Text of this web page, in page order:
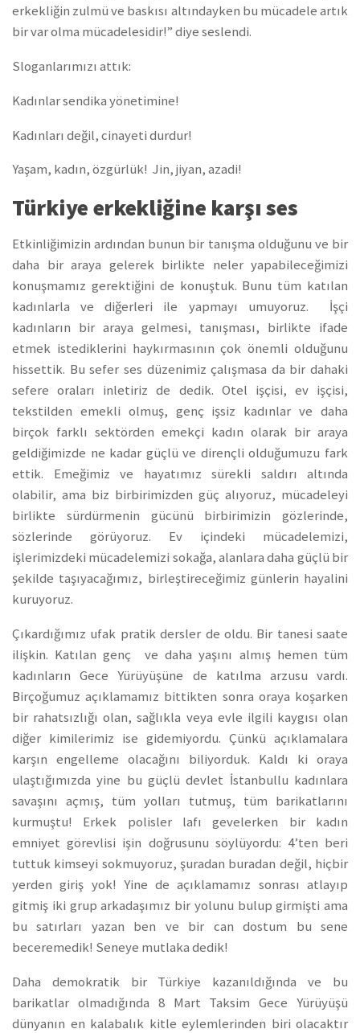
erkekliğin zulmü ve baskısı altındayken bu mücadele artık
bir var olma mücadelesidir!” diye seslendi.
Sloganlarımızı attık:
Kadınlar sendika yönetimine!
Kadınları değil, cinayeti durdur!
Yaşam, kadın, özgürlük! Jin, jiyan, azadi!
Türkiye erkekliğine karşı ses
Etkinliğimizin ardından bunun bir tanışma olduğunu ve bir
daha bir araya gelerek birlikte neler yapabileceğimizi
konuşmamız gerektiğini de konuştuk. Bunu tüm katılan
kadınlarla ve diğerleri ile yapmayı umuyoruz. İşçi
kadınların bir araya gelmesi, tanışması, birlikte ifade
etmek istediklerini haykırmasının çok önemli olduğunu
hissettik. Bu sefer ses düzenimiz çalışmasa da bir dahaki
sefere oraları inletiriz de dedik. Otel işçisi, ev işçisi,
tekstilden emekli olmuş, genç işsiz kadınlar ve daha
birçok farklı sektörden emekçi kadın olarak bir araya
geldiğimizde ne kadar güçlü ve dirençli olduğumuzu fark
ettik. Emeğimiz ve hayatımız sürekli saldırı altında
olabilir, ama biz birbirimizden güç alıyoruz, mücadeleyi
birlikte sürdürmenin gücünü birbirimizin gözlerinde,
sözlerinde görüyoruz. Ev içindeki mücadelemizi,
işlerimizdeki mücadelemizi sokağa, alanlara daha güçlü bir
şekilde taşıyacağımız, birleştireceğimiz günlerin hayalini
kuruyoruz.
Çıkardığımız ufak pratik dersler de oldu. Bir tanesi saate
ilişkin. Katılan genç ve daha yaşını almış hemen tüm
kadınların Gece Yürüyüşüne de katılma arzusu vardı.
Birçoğumuz açıklamamız bittikten sonra oraya koşarken
bir rahatsızlığı olan, sağlıkla veya evle ilgili kaygısı olan
diğer kimilerimiz ise gidemiyordu. Çünkü açıklamalara
karşın engelleme olacağını biliyorduk. Kaldı ki oraya
ulaştığımızda yine bu güçlü devlet İstanbullu kadınlara
savaşını açmış, tüm yolları tutmuş, tüm barikatlarını
kurmuştu! Erkek polisler lafı gevelerken bir kadın
emniyet görevlisi işin doğrusunu söylüyordu: 4’ten beri
tuttuk kimseyi sokmuyoruz, şuradan buradan değil, hiçbir
yerden giriş yok! Yine de açıklamamız sonrası atlayıp
gitmiş iki grup arkadaşımız bir yolunu bulup girmişti ama
bu satırları yazan ben ve bir can dostum bu sene
beceremedik! Seneye mutlaka dedik!
Daha demokratik bir Türkiye kazanıldığında ve bu
barikatlar olmadığında 8 Mart Taksim Gece Yürüyüşü
dünyanın en kalabalık kitle eylemlerinden biri olacaktır